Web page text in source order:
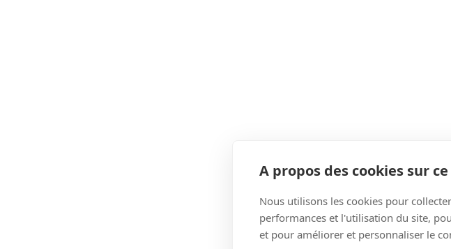
A propos des cookies sur
Nous utilisons les cookies pour
performances et l'utilisation du site,
et pour améliorer et personnaliser le